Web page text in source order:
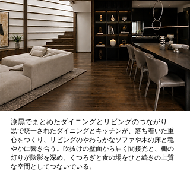
漆黒でまとめたダイニングとリビングのつながり
黒で統一されたダイニングとキッチンが、落ち着いた重
心をつくり、リビングのやわらかなソファや木の床と穏
やかに響き合う。吹抜けの壁面から届く間接光と、棚の
灯りが陰影を深め、くつろぎと食の場をひと続きの上質
な空間としてつないでいる。